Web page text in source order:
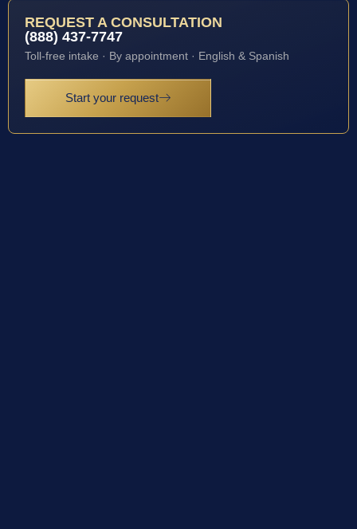
REQUEST A CONSULTATION
(888) 437-7747
Toll-free intake · By appointment · English & Spanish
Start your request